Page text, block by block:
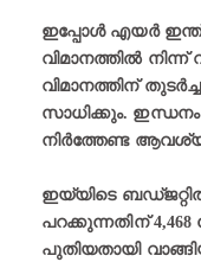
ഇപ്പോള്‍ എയര്‍
വിമാനത്തില്‍
വിമാനത്തിന്
സാധിക്കും. ഇന്ധനം
നിര്‍ത്തേണ്ട
ഇയ്യിടെ
പറക്കുന്നതിന് 4,468
പുതിയതായി